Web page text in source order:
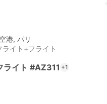
港, パリ
イト+フライト
ライト #AZ311 +1